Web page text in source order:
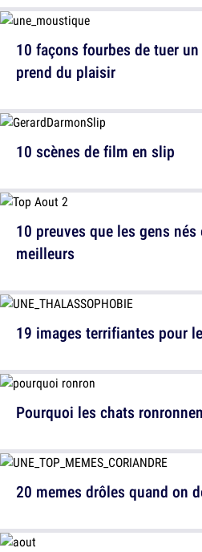
10 façons fourbes de tuer
prend du plaisir
10 preuves que les gens
meilleurs
Pourquoi les chats
10 scènes de film en slip
19 images terrifiantes pour
20 memes drôles quand on